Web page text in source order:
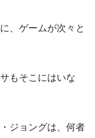
、ゲームが次々と
もそこにはいな
ジョングは、何者